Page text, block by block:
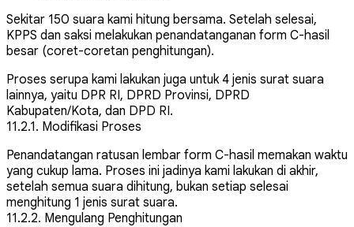
Sekitar 150 suara kami hitung bersama. Setelah selesai,
KPPS dan saksi melakukan penandatanganan form C-hasil
besar (coret-coretan penghitungan).
Proses serupa kami lakukan juga untuk 4 jenis surat suara
lainnya, yaitu DPR RI, DPRD Provinsi, DPRD
Kabupaten/Kota, dan DPD RI.
11.2.1. Modifikasi Proses
Penandatangan ratusan lembar form C-hasil memakan waktu
yang cukup lama. Proses ini jadinya kami lakukan di akhir,
setelah semua suara dihitung, bukan setiap selesai
menghitung 1 jenis surat suara.
11.2.2. Mengulang Penghitungan